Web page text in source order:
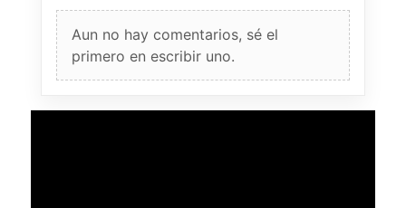
Aun no hay comentarios, sé el
primero en escribir uno.